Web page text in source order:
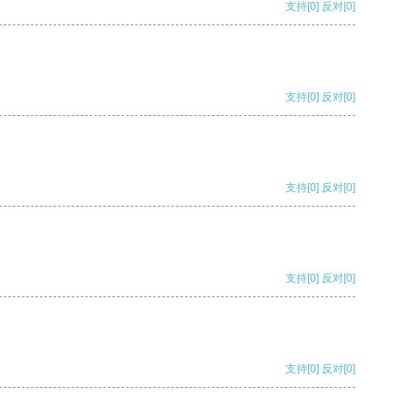
支持[0] 反对[0]
支持[0] 反对[0]
支持[0] 反对[0]
支持[0] 反对[0]
支持[0] 反对[0]